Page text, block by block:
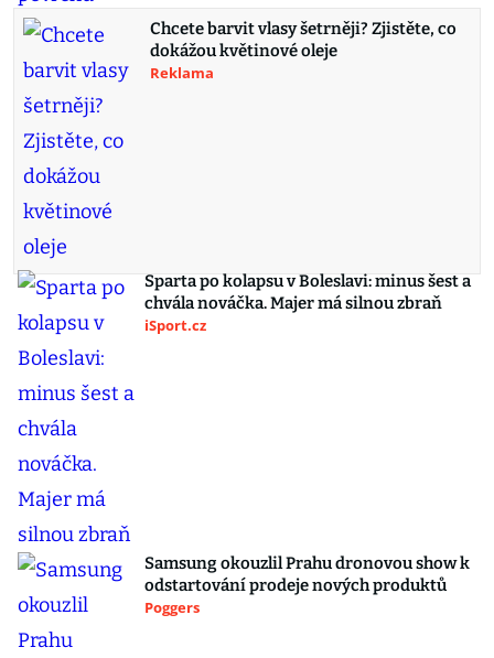
Chcete barvit vlasy šetrněji? Zjistěte, co
dokážou květinové oleje
Reklama
Sparta po kolapsu v Boleslavi: minus šest a
chvála nováčka. Majer má silnou zbraň
iSport.cz
Samsung okouzlil Prahu dronovou show k
odstartování prodeje nových produktů
Poggers